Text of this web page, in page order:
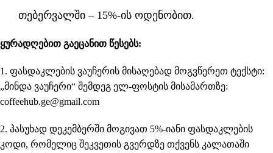
თებერვალში – 15%-ის ოდენობით.
ყურადღებით გაეცანით წესებს:
1. ფასდაკლების ვაუჩერის მისაღებად მოგვწერეთ ტექსტი:
„მინდა ვაუჩერი“ შემდეგ ელ-ფოსტის მისამართზე:
coffeehub.ge@gmail.com
2. პასუხად დეკემბერში მოგივათ 5%-იანი ფასდაკლების
კოდი, რომელიც შეკვეთის გვერდზე თქვენს კალათაში